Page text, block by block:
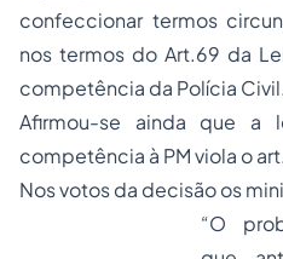
confeccionar termos
nos termos do Art.69 da
competência da Polícia Civil.
Afirmou-se ainda que a
competência à PM viola o art.
Nos votos da decisão os
“O